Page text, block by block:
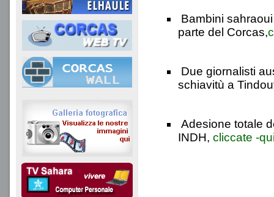
Bambini
parte del Corcas,
Due giornalisti
schiavitù a
Adesione totale
INDH, cliccate -